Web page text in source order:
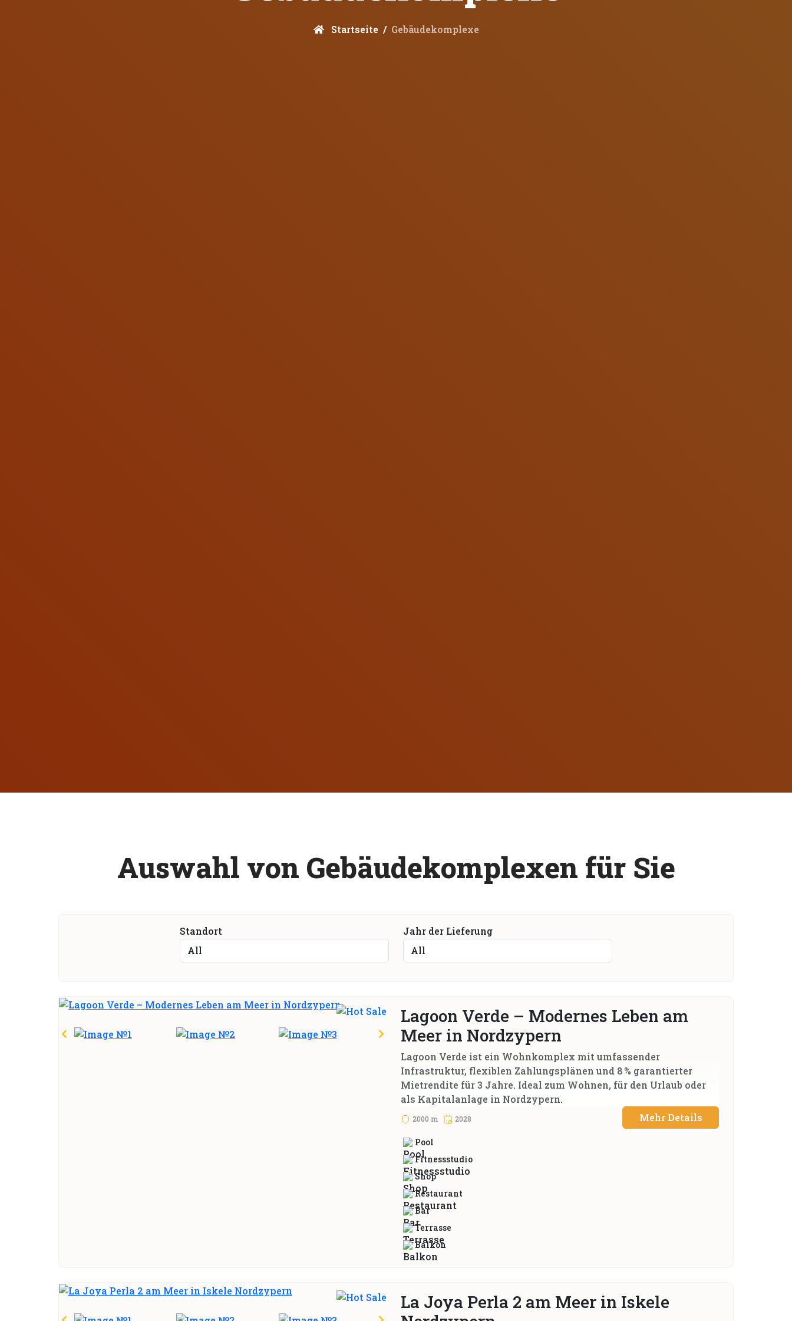
Startseite Gebäudekomplexe
Auswahl von Gebäudekomplexen für Sie
Standort Jahr der Lieferung
Lagoon Verde – Modernes Leben am
Meer in Nordzypern
Lagoon Verde ist ein Wohnkomplex mit umfassender
Infrastruktur, flexiblen Zahlungsplänen und 8 % garantierter
Mietrendite für 3 Jahre. Ideal zum Wohnen, für den Urlaub oder
als Kapitalanlage in Nordzypern.
2000 m 2028 Mehr Details
Pool
Fitnessstudio
Shop
Restaurant
Bar
Terrasse
Balkon
La Joya Perla 2 am Meer in Iskele